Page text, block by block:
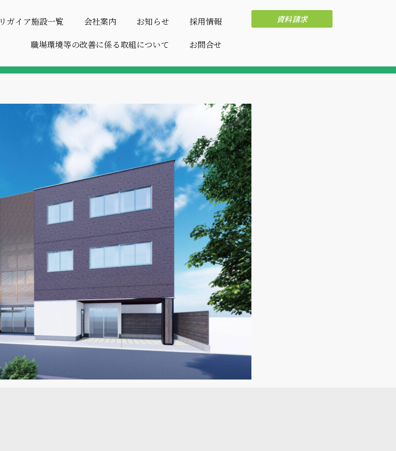
リガイア施設一覧 会社案内 お知らせ
採用情報
職場環境等の改善に係る取組について
お問合せ
資料請求